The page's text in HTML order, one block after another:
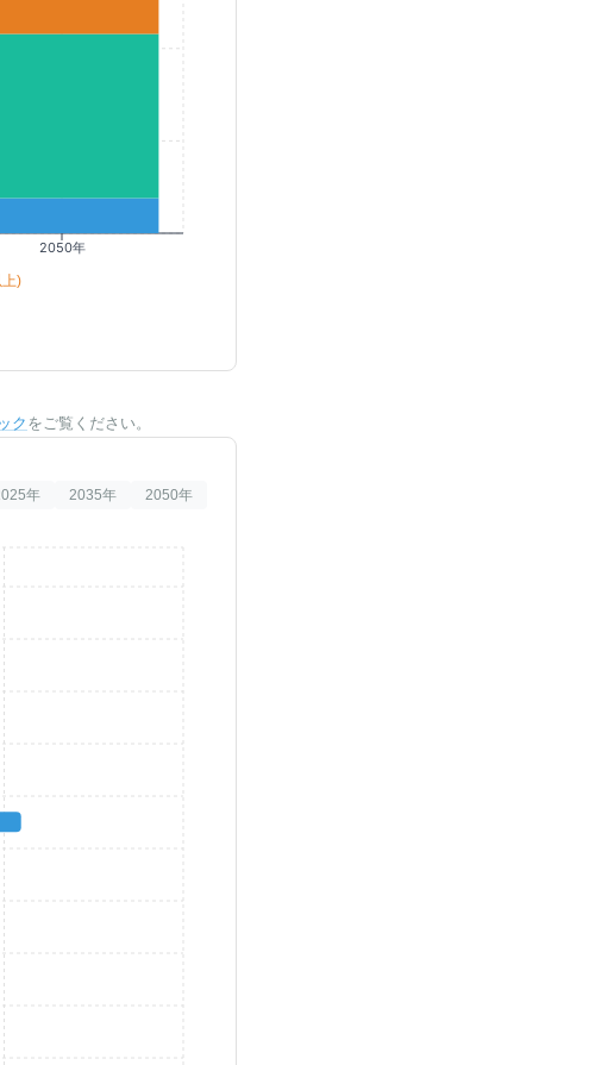
2050年
)
ク をご覧ください。
年 2035年 2050年